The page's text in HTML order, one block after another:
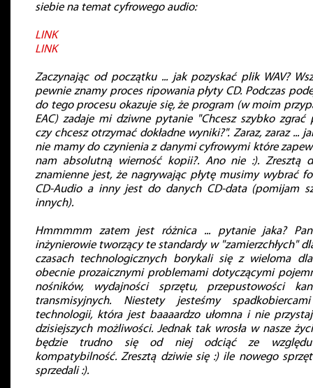
siebie na temat cyfrowego audio:
LINK
LINK
Zaczynając od początku ... jak pozyskać plik WAV?
pewnie znamy proces ripowania płyty CD. Podczas
do tego procesu okazuje się, że program (w moim
EAC) zadaje mi dziwne pytanie "Chcesz szybko zgrać
czy chcesz otrzymać dokładne wyniki?". Zaraz, zaraz ...
nie mamy do czynienia z danymi cyfrowymi które
nam absolutną wierność kopii?. Ano nie :). Zresztą
znamienne jest, że nagrywając płytę musimy wybrać
CD-Audio a inny jest do danych CD-data (pomijam
innych).
Hmmmmm zatem jest różnica ... pytanie jaka?
inżynierowie tworzący te standardy w "zamierzchłych"
czasach technologicznych borykali się z wieloma
obecnie prozaicznymi problemami dotyczącymi
nośników, wydajności sprzętu, przepustowości
transmisyjnych. Niestety jesteśmy
technologii, która jest baaaardzo ułomna i nie
dzisiejszych możliwości. Jednak tak wrosła w nasze
będzie trudno się od niej odciąć ze
kompatybilność. Zresztą dziwie się :) ile nowego
sprzedali :).